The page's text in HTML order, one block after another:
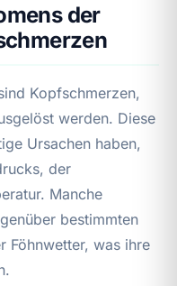
der
Kopfschmerzen,
werden. Diese
Ursachen haben,
der
Manche
bestimmten
Föhnwetter, was ihre